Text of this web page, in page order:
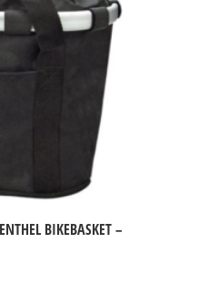
BIKEBASKET –